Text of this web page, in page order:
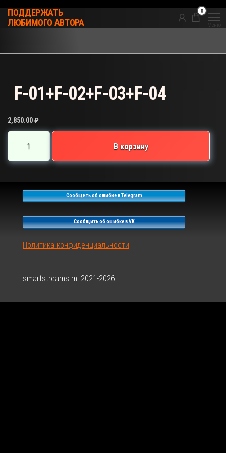
ПОДДЕРЖАТЬ
ЛЮБИМОГО АВТОРА
0
Меню
F-01+F-02+F-03+F-04
2,850.00₽
Количество
товара
F-
02+F-
03+F-
В корзину
Сообщить об ошибке в Telegram
Сообщить об ошибке в VK
Политика конфиденциальности
smartstreams.ml 2021-2026